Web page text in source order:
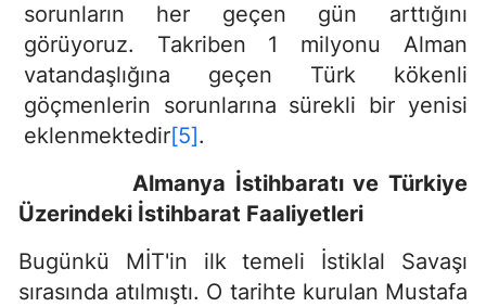
sorunların her geçen gün arttığını
görüyoruz. Takriben 1 milyonu Alman
vatandaşlığına geçen Türk kökenli
göçmenlerin sorunlarına sürekli bir yenisi
eklenmektedir[5].
Almanya İstihbaratı ve Türkiye
Üzerindeki İstihbarat Faaliyetleri
Bugünkü MİT'in ilk temeli İstiklal Savaşı
sırasında atılmıştı. O tarihte kurulan Mustafa